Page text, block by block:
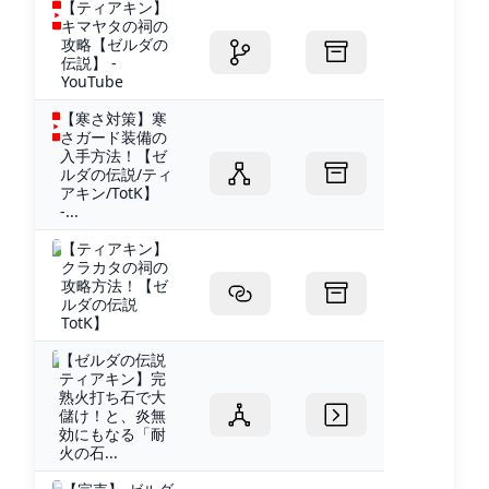
【ティアキン】
キマヤタの祠の
攻略【ゼルダの
伝説】 -
YouTube
【寒さ対策】寒
さガード装備の
入手方法！【ゼ
ルダの伝説/ティ
アキン/TotK】
-...
【ティアキン】
クラカタの祠の
攻略方法！【ゼ
ルダの伝説
TotK】
【ゼルダの伝説
ティアキン】完
熟火打ち石で大
儲け！と、炎無
効にもなる「耐
火の石...